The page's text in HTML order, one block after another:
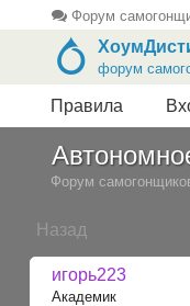
Форум
форум
Правила
Форум
Назад
игорь223
Академик